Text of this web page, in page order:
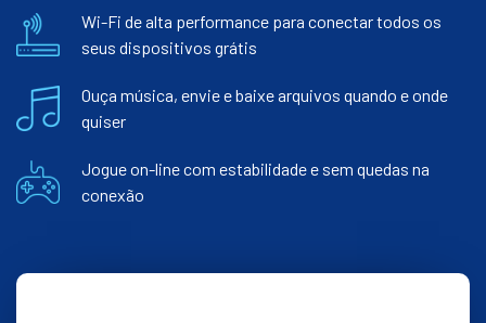
Wi-Fi de alta performance para conectar todos os
seus dispositivos grátis
Ouça música, envie e baixe arquivos quando e onde
quiser
Jogue on-line com estabilidade e sem quedas na
conexão